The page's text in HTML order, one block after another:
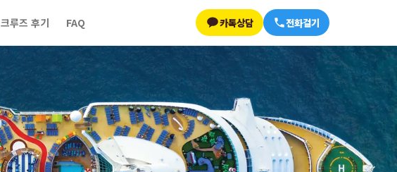
크루즈 후기 FAQ 카톡상담 전화걸기